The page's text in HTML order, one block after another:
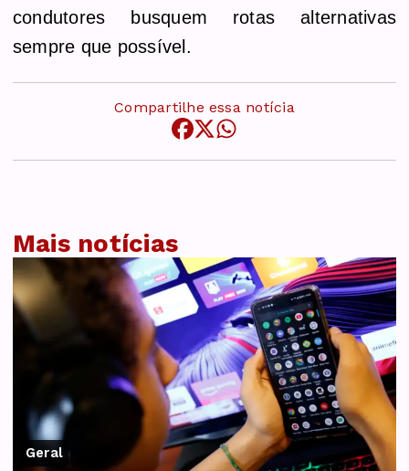
condutores busquem rotas alternativas
sempre que possível.
Compartilhe essa notícia
Mais notícias
Geral